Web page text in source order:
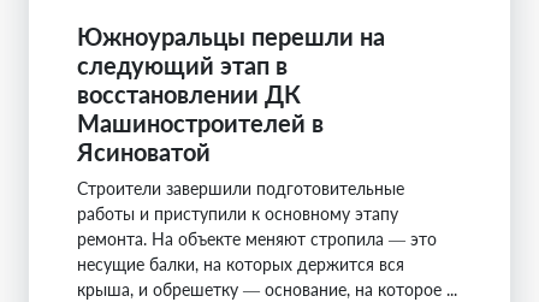
Южноуральцы перешли на
следующий этап в
восстановлении ДК
Машиностроителей в
Ясиноватой
Строители завершили подготовительные
работы и приступили к основному этапу
ремонта. На объекте меняют стропила — это
несущие балки, на которых держится вся
крыша, и обрешетку — основание, на которое ...